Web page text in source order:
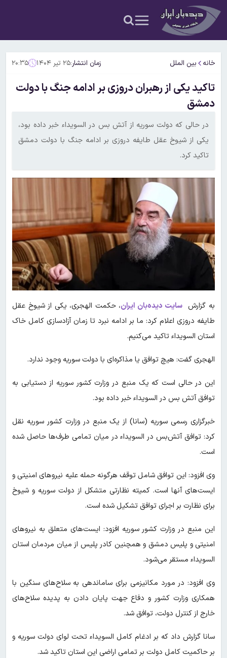
خانه بین الملل زمان انتشار:۲۵ تیر ۱۴۰۴ ۲۰:۳۵
تاکید یکی از رهبران دروزی بر ادامه جنگ با دولت
دمشق
در حالی که دولت سوریه از آتش بس در السویداء خبر داده بود،
یکی از شیوخ عقل طایفه دروزی بر ادامه جنگ با دولت دمشق
تاکید کرد.
به گزارش سایت دیده‌بان ایران، حکمت الهجری، یکی از شیوخ عقل
طایفه دروزی اعلام کرد: ما بر ادامه نبرد تا زمان آزادسازی کامل خاک
استان السویداء تاکید می‌کنیم.
الهجری گفت: هیچ توافق یا مذاکره‌ای با دولت سوریه وجود ندارد.
این در حالی است که یک منبع در وزارت کشور سوریه از دستیابی به
توافق آتش بس در السویداء خبر داده بود.
خبرگزاری رسمی سوریه (سانا) از یک منبع در وزارت کشور سوریه نقل
کرد: توافق آتش‌بس در السویداء در میان تمامی طرف‌ها حاصل شده
است.
وی افزود: این توافق شامل توقف هرگونه حمله علیه نیروهای امنیتی و
ایست‌های آنها است. کمیته نظارتی متشکل از دولت سوریه و شیوخ
برای نظارت بر اجرای توافق تشکیل شده است.
این منبع در وزارت کشور سوریه افزود: ایست‌های متعلق به نیروهای
امنیتی و پلیس دمشق و همچنین کادر پلیس از میان مردمان استان
السویداء مستقر می‌شود.
وی افزود: در مورد مکانیزمی برای ساماندهی به سلاح‌های سنگین با
همکاری وزارت کشور و دفاع جهت پایان دادن به پدیده سلاح‌های
خارج از کنترل دولت، توافق شد.
سانا گزارش داد که بر ادغام کامل السویداء تحت لوای دولت سوریه و
بر حاکمیت کامل دولت بر تمامی اراضی این استان تاکید شد.